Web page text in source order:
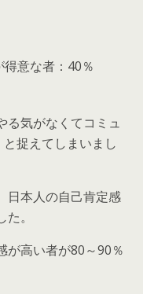
意な者：40％
る気がなくてコミュ
捉えてしまいまし
日本人の自己肯定感
。
が高い者が80～90％